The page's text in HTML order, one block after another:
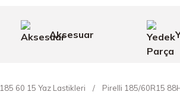
Aksesuar
185 60 15 Yaz Lastikleri Pirelli 185/60R15